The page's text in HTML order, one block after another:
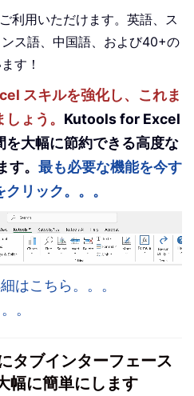
利用いただけます。英語、ス
ス語、中国語、および40+の
す！
スキルを強化し、これま
ょう。 Kutools for Excel
を大幅に節約できる高度な
。 最も必要な機能を今す
リック。。。
はこちら。。。
。
タブインターフェース
幅に簡単にします